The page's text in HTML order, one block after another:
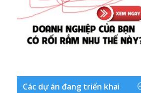
Các dự án đang triển khai